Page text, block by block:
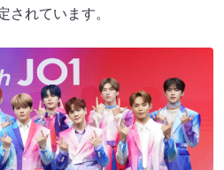
されています。